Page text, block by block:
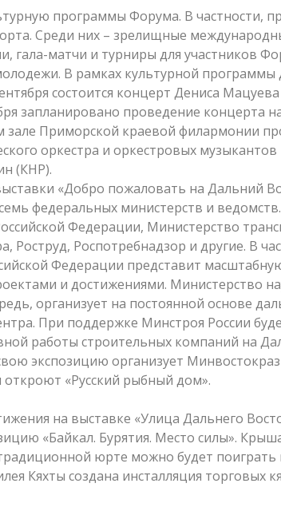
программы Форума. В частности,
Среди них – зрелищные
гала-матчи и турниры для участников
В рамках культурной программы
состоится концерт Дениса
запланировано проведение концерта
Приморской краевой филармонии
оркестра и оркестровых музыкантов
(КНР).
«Добро пожаловать на Дальний
федеральных министерств и
Федерации, Министерство
Роструд, Роспотребнадзор и другие. В
Федерации представит
и достижениями. Министерство
организует на постоянной основе
При поддержке Минстроя России
работы строительных компаний на
экспозицию организует
«Русский рыбный дом».
на выставке «Улица Дальнего
«Байкал. Бурятия. Место силы».
юрте можно будет поиграть
Кяхты создана инсталляция торговых